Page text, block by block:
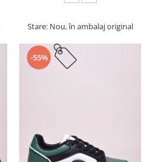
Stare: Nou, în ambalaj original
-55%